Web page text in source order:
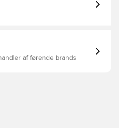
af førende brands